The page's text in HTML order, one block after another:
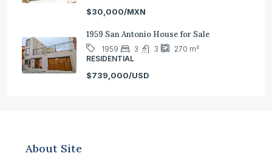
$30,000/MXN
1959 San Antonio House for Sale
1959 3 3 270 m²
RESIDENTIAL
$739,000/USD
About Site